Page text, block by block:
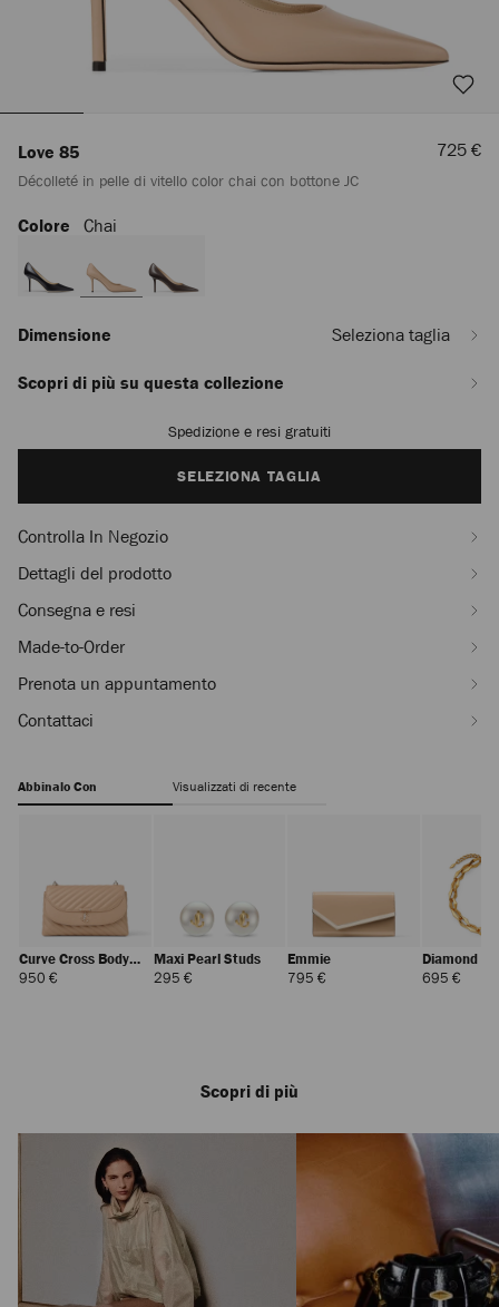
Love 85
Décolleté in pelle di vitello color chai con bottone JC
Prezzo
725 €
https://row.jimmychoo.com/it_IT/donna/scarpe/love-
in-
pelle-
vitello-
chai-
con-
Colore Chai
Scopri di più su questa collezione
Dimensione Seleziona taglia
to
Spedizione e resi gratuiti
SELEZIONA TAGLIA
Controlla In Negozio
Dettagli del prodotto
Consegna e resi
Made-to-Order
Prenota un appuntamento
Contattaci
Abbinalo Con Visualizzati di recente
Curve Cross Body
Medium
950 €
Maxi Pearl Studs
295 €Prezzo
Standard
Emmie
795 €
Diamond
Necklace
695 €
Prezzo
Standard
Scopri di più